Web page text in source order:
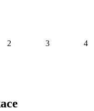
2 3 4